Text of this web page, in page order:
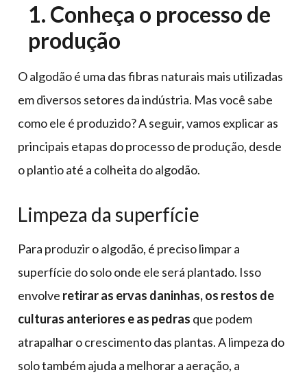
1. Conheça o processo de
produção
O algodão é uma das fibras naturais mais utilizadas
em diversos setores da indústria. Mas você sabe
como ele é produzido? A seguir, vamos explicar as
principais etapas do processo de produção, desde
o plantio até a colheita do algodão.
Limpeza da superfície
Para produzir o algodão, é preciso limpar a
superfície do solo onde ele será plantado. Isso
envolve retirar as ervas daninhas, os restos de
culturas anteriores e as pedras que podem
atrapalhar o crescimento das plantas. A limpeza do
solo também ajuda a melhorar a aeração, a